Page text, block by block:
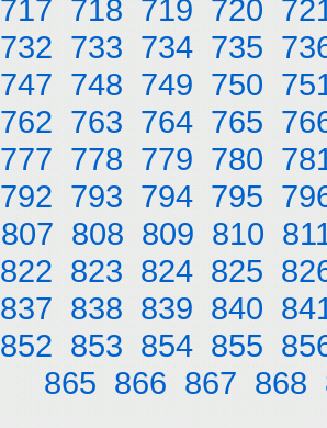
717 718 719 720
732 733 734 735
747 748 749 750
762 763 764 765
777 778 779 780
792 793 794 795
807 808 809 810
822 823 824 825
837 838 839 840
852 853 854 855
865 866 867 868